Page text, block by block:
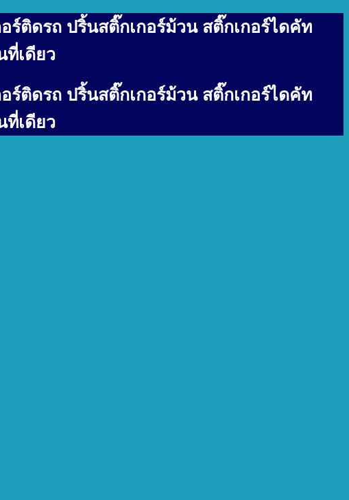
ร์ติดรถ ปริ้นสติ๊กเกอร์ม้วน สติ๊กเกอร์ไดคัท
ที่เดียว
ร์ติดรถ ปริ้นสติ๊กเกอร์ม้วน สติ๊กเกอร์ไดคัท
ที่เดียว